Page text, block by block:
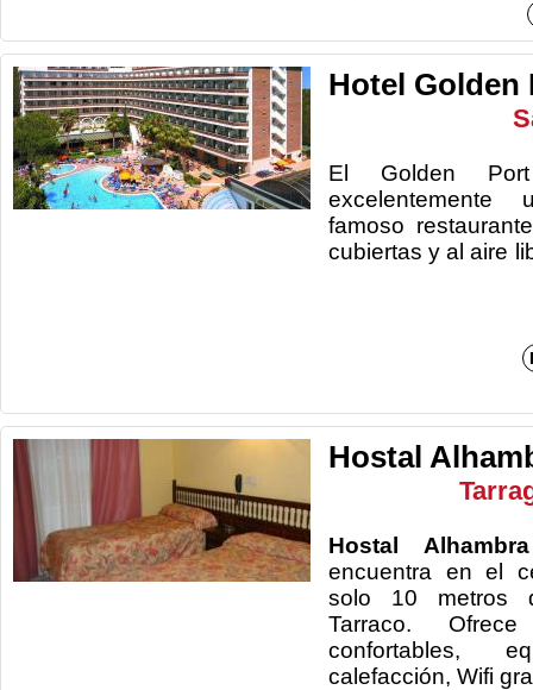
Hotel Golden
El Golden
excelentemente
famoso
cubiertas
Hostal
Hostal
encuentra en el
solo 10 metros
Tarraco.
confortables,